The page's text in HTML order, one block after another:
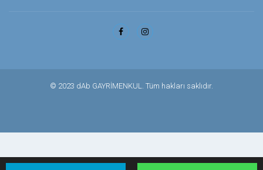
© 2023 dAb GAYRİMENKUL. Tüm hakları saklıdır.